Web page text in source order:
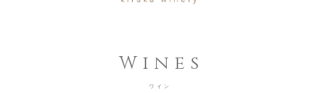
Wines
ワイン